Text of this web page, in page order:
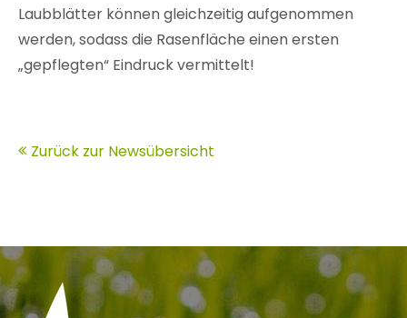
Laubblätter können gleichzeitig aufgenommen
werden, sodass die Rasenfläche einen ersten
„gepflegten“ Eindruck vermittelt!
Zurück zur Newsübersicht